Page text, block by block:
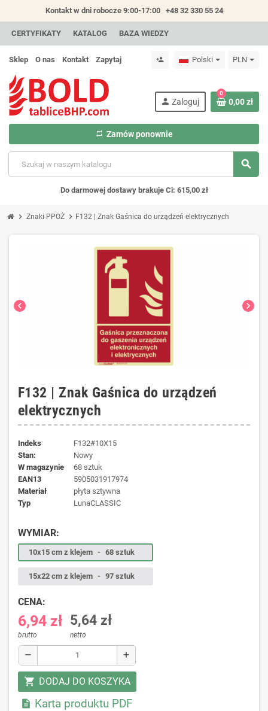
Kontakt w dni robocze 9:00-17:00 +48 32 330 55 24
CERTYFIKATY KATALOG BAZA WIEDZY
Sklep O nas Kontakt Zapytaj person_add Polski PLN
search
person Zaloguj
repeat Zamów ponownie
0
0,00 zł
Do darmowej dostawy brakuje Ci: 615,00 zł
chevron_right Znaki PPOŻ chevron_right F132 | Znak Gaśnica do urządzeń elektrycznych
chevron_left chevron_right
F132 | Znak Gaśnica do urządzeń
elektrycznych
Indeks
F132#10X15
Stan:
Nowy
W magazynie
68 sztuk
EAN13
5905031917974
materiał
płyta sztywna
typ
LunaCLASSIC
WYMIAR:
10x15 cm z klejem - 68 sztuk
15x22 cm z klejem - 97 sztuk
CENA:
6,94 zł
brutto
5,64 zł
netto
remove add
shopping_cart DODAJ DO KOSZYKA
 Karta produktu PDF